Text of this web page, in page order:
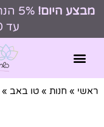
מבצע היום!
עד 17:00 וקבלו היום
ראשי » חנות » טו באב »